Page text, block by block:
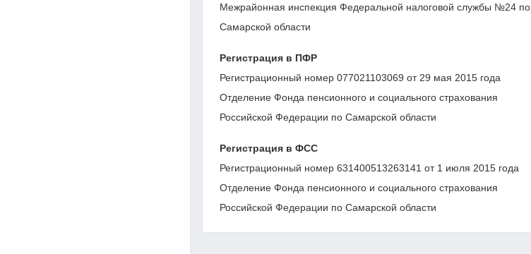
Межрайонная инспекция Федеральной налоговой службы №24 по
Самарской области
Регистрация в ПФР
Регистрационный номер 077021103069 от 29 мая 2015 года
Отделение Фонда пенсионного и социального страхования
Российской Федерации по Самарской области
Регистрация в ФСС
Регистрационный номер 631400513263141 от 1 июля 2015 года
Отделение Фонда пенсионного и социального страхования
Российской Федерации по Самарской области